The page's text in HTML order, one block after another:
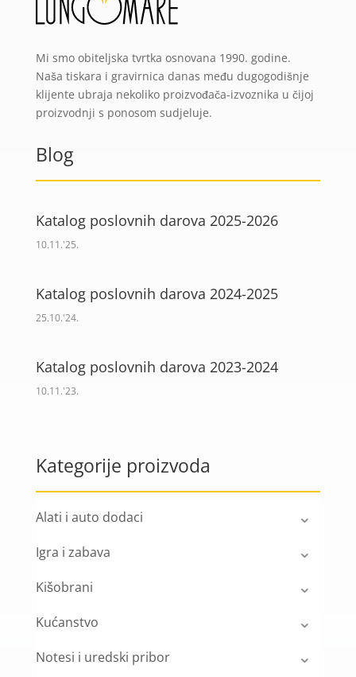
Mi smo obiteljska tvrtka osnovana 1990. godine.
Naša tiskara i gravirnica danas među dugogodišnje
klijente ubraja nekoliko proizvođača-izvoznika u čijoj
proizvodnji s ponosom sudjeluje.
Blog
Katalog poslovnih darova 2025-2026
10.11.'25.
Katalog poslovnih darova 2024-2025
25.10.'24.
Katalog poslovnih darova 2023-2024
10.11.'23.
Kategorije proizvoda
Alati i auto dodaci
Igra i zabava
Kišobrani
Kućanstvo
Notesi i uredski pribor